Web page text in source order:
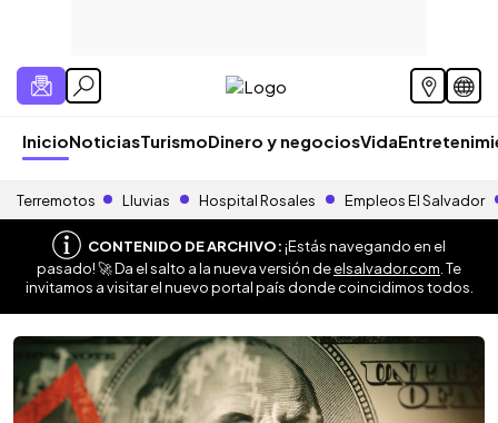
InicioNoticiasTurismoDinero y negociosVida
Terremotos Lluvias Hospital Rosales Empleos El Salvador
CONTENIDO DE ARCHIVO:¡Estás navegando en el
pasado! 🚀 Da el salto a la nueva versión deelsalvador.com . Te
invitamos a visitar el nuevo portal país donde coincidimos todos.